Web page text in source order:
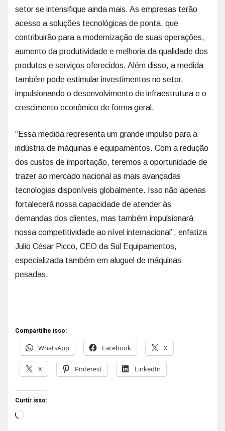
setor se intensifique ainda mais. As empresas terão
acesso a soluções tecnológicas de ponta, que
contribuirão para a modernização de suas operações,
aumento da produtividade e melhoria da qualidade dos
produtos e serviços oferecidos. Além disso, a medida
também pode estimular investimentos no setor,
impulsionando o desenvolvimento de infraestrutura e o
crescimento econômico de forma geral.
“Essa medida representa um grande impulso para a
indústria de máquinas e equipamentos. Com a redução
dos custos de importação, teremos a oportunidade de
trazer ao mercado nacional as mais avançadas
tecnologias disponíveis globalmente. Isso não apenas
fortalecerá nossa capacidade de atender às
demandas dos clientes, mas também impulsionará
nossa competitividade ao nível internacional”, enfatiza
Julio César Picco, CEO da Sul Equipamentos,
especializada também em aluguel de máquinas
pesadas.
Compartilhe isso:
WhatsApp
Facebook X
X Pinterest LinkedIn
Curtir isso: